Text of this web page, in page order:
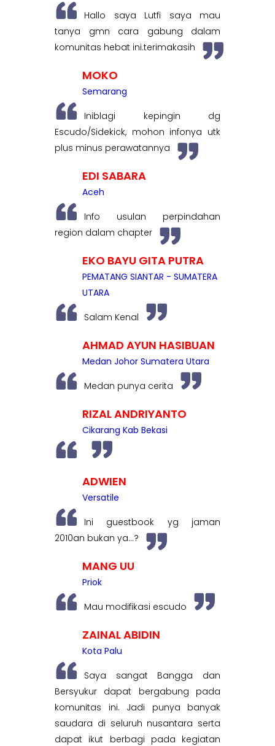
Hallo saya Lutfi saya mau
tanya gmn cara gabung dalam
komunitas hebat ini.terimakasih
MOKO
Semarang
Iniblagi kepingin dg
Escudo/Sidekick, mohon infonya utk
plus minus perawatannya
EDI SABARA
Aceh
Info usulan perpindahan
region dalam chapter
EKO BAYU GITA PUTRA
PEMATANG SIANTAR - SUMATERA
UTARA
Salam Kenal
AHMAD AYUN HASIBUAN
Medan Johor Sumatera Utara
Medan punya cerita
RIZAL ANDRIYANTO
Cikarang Kab Bekasi
ADWIEN
Versatile
Ini guestbook yg jaman
2010an bukan ya...?
MANG UU
Priok
Mau modifikasi escudo
ZAINAL ABIDIN
Kota Palu
Saya sangat Bangga dan
Bersyukur dapat bergabung pada
komunitas ini. Jadi punya banyak
saudara di seluruh nusantara serta
dapat ikut berbagi pada kegiatan